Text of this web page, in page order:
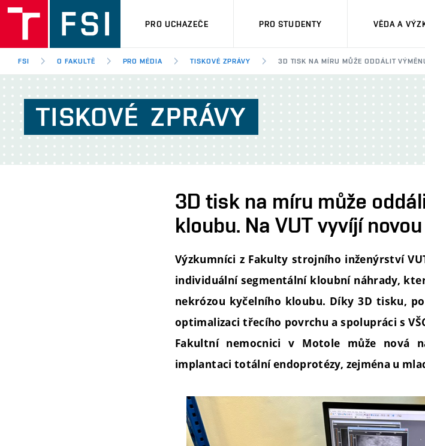
PRO UCHAZEČE PRO STUDENTY VĚDA A
FSI O FAKULTĚ PRO MÉDIA TISKOVÉ ZPRÁVY 3D TISK NA MÍRU MŮŽE ODDÁLIT
TISKOVÉ ZPRÁVY
3D tisk na míru může
kloubu. Na VUT vyvíjí
Výzkumníci z Fakulty strojního inženýrství
individuální segmentální kloubní náhrady,
nekrózou kyčelního kloubu. Díky 3D tisku,
optimalizaci třecího povrchu a spolupráci s
Fakultní nemocnici v Motole může nová
implantaci totální endoprotézy, zejména u